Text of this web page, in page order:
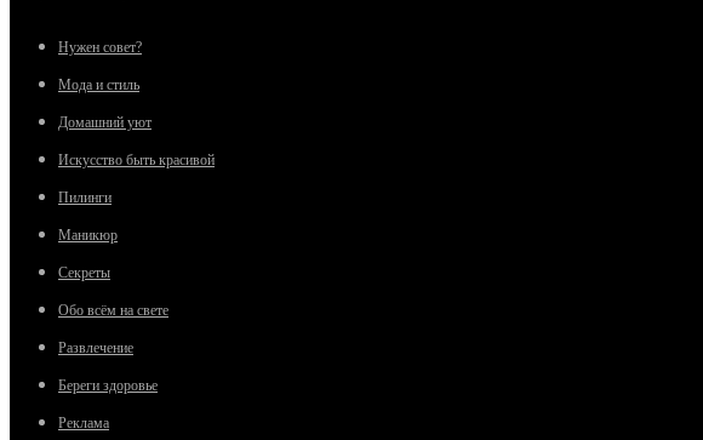
Нужен совет?
Мода и стиль
Домашний уют
Искусство быть красивой
Пилинги
Маникюр
Секреты
Обо всём на свете
Развлечение
Береги здоровье
Реклама